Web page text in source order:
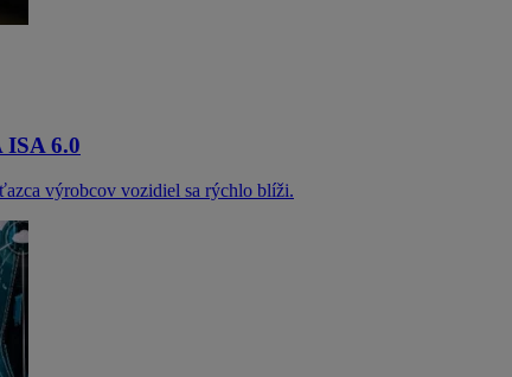
6.0
výrobcov vozidiel sa rýchlo blíži.